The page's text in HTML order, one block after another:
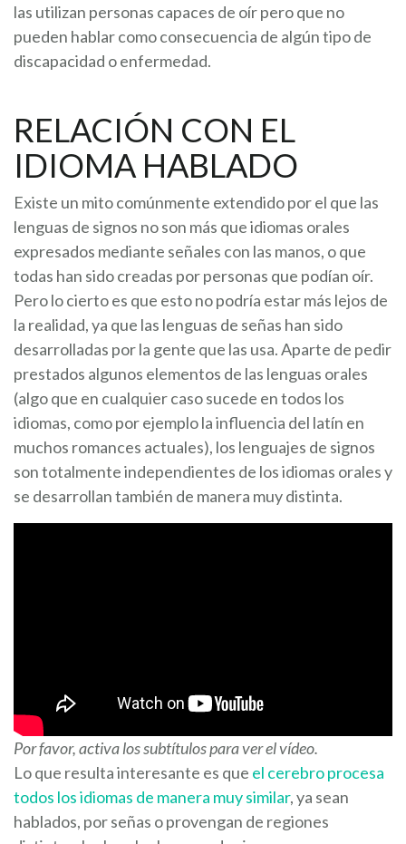
las utilizan personas capaces de oír pero que no
pueden hablar como consecuencia de algún tipo de
discapacidad o enfermedad.
RELACIÓN CON EL
IDIOMA HABLADO
Existe un mito comúnmente extendido por el que las
lenguas de signos no son más que idiomas orales
expresados mediante señales con las manos, o que
todas han sido creadas por personas que podían oír.
Pero lo cierto es que esto no podría estar más lejos de
la realidad, ya que las lenguas de señas han sido
desarrolladas por la gente que las usa. Aparte de pedir
prestados algunos elementos de las lenguas orales
(algo que en cualquier caso sucede en todos los
idiomas, como por ejemplo la influencia del latín en
muchos romances actuales), los lenguajes de signos
son totalmente independientes de los idiomas orales y
se desarrollan también de manera muy distinta.
Por favor, activa los subtítulos para ver el vídeo.
Lo que resulta interesante es que el cerebro procesa
todos los idiomas de manera muy similar, ya sean
hablados, por señas o provengan de regiones